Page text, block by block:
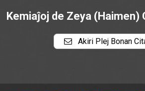
Kemiaĵoj de Zeya (Haimen)
Akiri Plej Bonan